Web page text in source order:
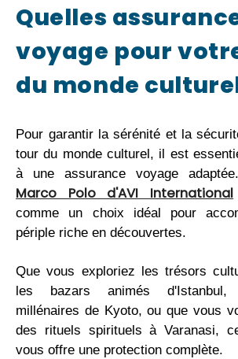
Quelles
voyage pour
du monde
Pour garantir la sérénité et la
tour du monde culturel, il est
à une assurance voyage
Marco Polo d'AVI International
comme un choix idéal pour
périple riche en découvertes.
Que vous exploriez les trésors
les bazars animés
millénaires de Kyoto, ou que vous
des rituels spirituels à Varanasi,
vous offre une protection complète.